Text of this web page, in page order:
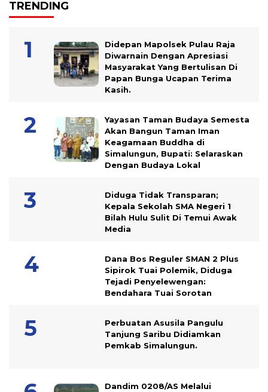
TRENDING
Didepan Mapolsek Pulau Raja
Diwarnain Dengan Apresiasi
Masyarakat Yang Bertulisan Di
Papan Bunga Ucapan Terima
Kasih.
Yayasan Taman Budaya Semesta
Akan Bangun Taman Iman
Keagamaan Buddha di
Simalungun, Bupati: Selaraskan
Dengan Budaya Lokal
Diduga Tidak Transparan;
Kepala Sekolah SMA Negeri 1
Bilah Hulu Sulit Di Temui Awak
Media
Dana Bos Reguler SMAN 2 Plus
Sipirok Tuai Polemik, Diduga
Tejadi Penyelewengan:
Bendahara Tuai Sorotan
Perbuatan Asusila Pangulu
Tanjung Saribu Didiamkan
Pemkab Simalungun.
Dandim 0208/AS Melalui